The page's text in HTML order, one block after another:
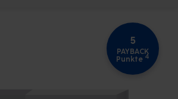
5
PAYBACK
Punkte 4